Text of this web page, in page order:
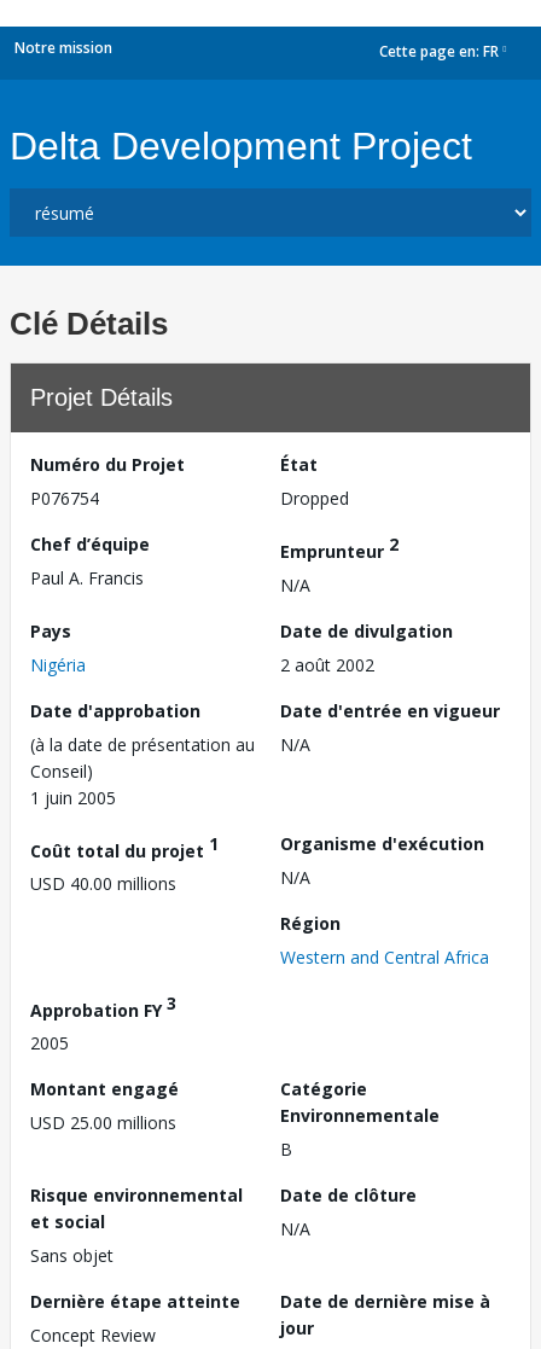
Notre mission Cette page en: FR
Delta Development Project
Clé Détails
Projet Détails
Numéro du Projet
P076754
État
Dropped
Chef d’équipe
Paul A. Francis
Emprunteur 2
N/A
Pays
Nigéria
Date de divulgation
2 août 2002
Date d'approbation
(à la date de présentation au
Conseil)
1 juin 2005
Date d'entrée en vigueur
N/A
Coût total du projet 1
USD 40.00 millions
Organisme d'exécution
N/A
Région
Western and Central Africa
Approbation FY3
2005
Montant engagé
USD 25.00 millions
Catégorie
Environnementale
B
Risque environnemental
et social
Sans objet
Date de clôture
N/A
Dernière étape atteinte
Concept Review
Date de dernière mise à
jour